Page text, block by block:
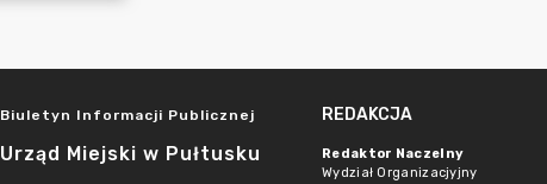
Biuletyn Informacji Publicznej
Urząd Miejski w Pułtusku
REDAKCJA
Redaktor Naczelny
Wydział Organizacjyjny